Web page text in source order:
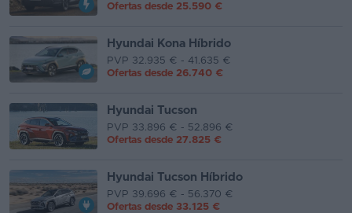
Ofertas desde 25.590 €
Hyundai Kona Híbrido
PVP 32.935 € - 41.635 €
Ofertas desde 26.740 €
Hyundai Tucson
PVP 33.896 € - 52.896 €
Ofertas desde 27.825 €
Hyundai Tucson Híbrido
PVP 39.696 € - 56.370 €
Ofertas desde 33.125 €